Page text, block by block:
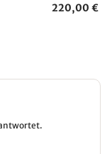
220,00 €